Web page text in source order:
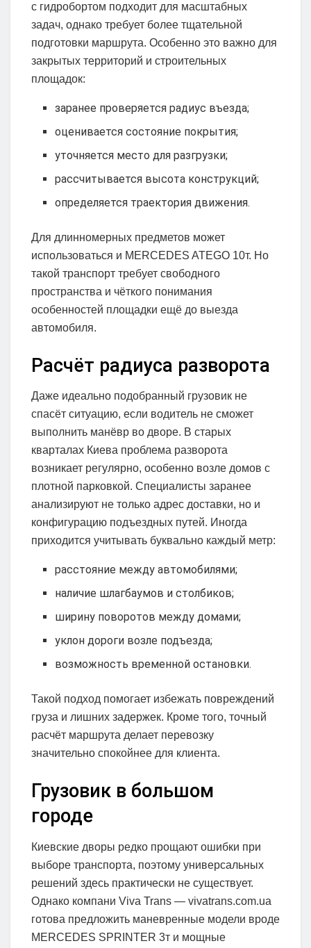
с гидробортом подходит для масштабных
задач, однако требует более тщательной
подготовки маршрута. Особенно это важно для
закрытых территорий и строительных
площадок:
заранее проверяется радиус въезда;
оценивается состояние покрытия;
уточняется место для разгрузки;
рассчитывается высота конструкций;
определяется траектория движения.
Для длинномерных предметов может
использоваться и MERCEDES ATEGO 10т. Но
такой транспорт требует свободного
пространства и чёткого понимания
особенностей площадки ещё до выезда
автомобиля.
Расчёт радиуса разворота
Даже идеально подобранный грузовик не
спасёт ситуацию, если водитель не сможет
выполнить манёвр во дворе. В старых
кварталах Киева проблема разворота
возникает регулярно, особенно возле домов с
плотной парковкой. Специалисты заранее
анализируют не только адрес доставки, но и
конфигурацию подъездных путей. Иногда
приходится учитывать буквально каждый метр:
расстояние между автомобилями;
наличие шлагбаумов и столбиков;
ширину поворотов между домами;
уклон дороги возле подъезда;
возможность временной остановки.
Такой подход помогает избежать повреждений
груза и лишних задержек. Кроме того, точный
расчёт маршрута делает перевозку
значительно спокойнее для клиента.
Грузовик в большом
городе
Киевские дворы редко прощают ошибки при
выборе транспорта, поэтому универсальных
решений здесь практически не существует.
Однако компани Viva Trans — vivatrans.com.ua
готова предложить маневренные модели вроде
MERCEDES SPRINTER 3т и мощные